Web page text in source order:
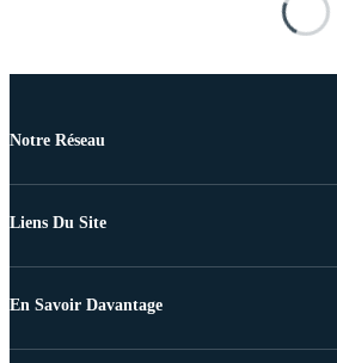
Notre Réseau
Liens Du Site
En Savoir Davantage